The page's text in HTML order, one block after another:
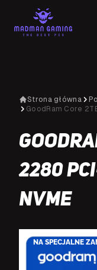
Strona główna
GoodRam Core
2280
NVMe
NA SPECJALNE